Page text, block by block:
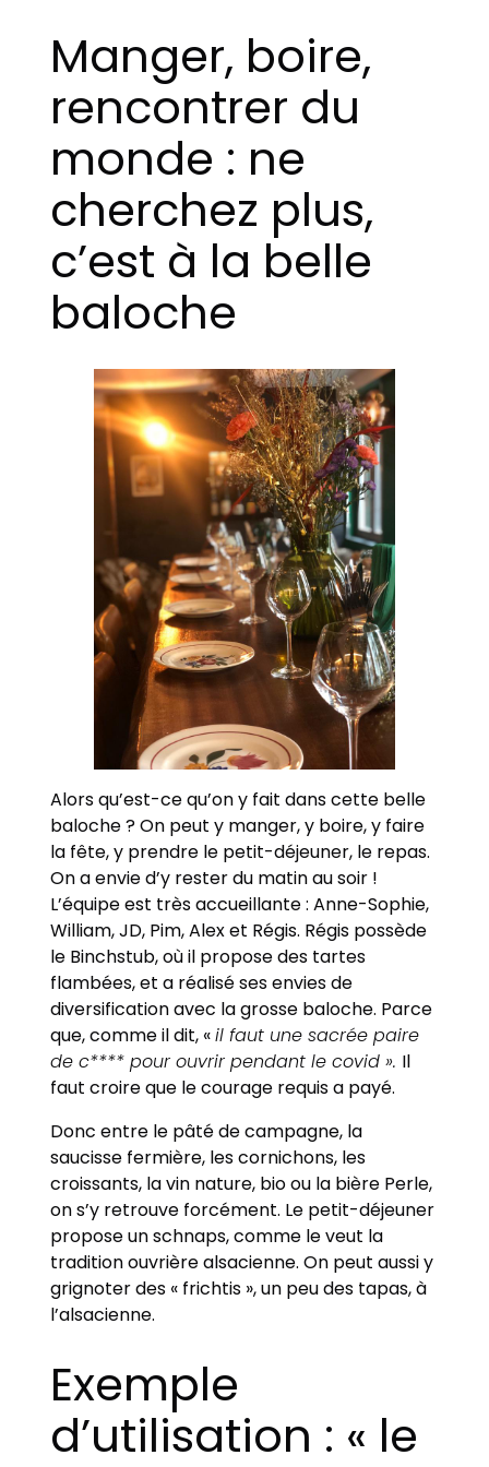
Manger, boire,
rencontrer du
monde : ne
cherchez plus,
c’est à la belle
baloche
Alors qu’est-ce qu’on y fait dans cette belle
baloche ? On peut y manger, y boire, y faire
la fête, y prendre le petit-déjeuner, le repas.
On a envie d’y rester du matin au soir !
L’équipe est très accueillante : Anne-Sophie,
William, JD, Pim, Alex et Régis. Régis possède
le Binchstub, où il propose des tartes
flambées, et a réalisé ses envies de
diversification avec la grosse baloche. Parce
que, comme il dit, «il faut une sacrée paire
de c**** pour ouvrir pendant le covid ». Il
faut croire que le courage requis a payé.
Donc entre le pâté de campagne, la
saucisse fermière, les cornichons, les
croissants, la vin nature, bio ou la bière Perle,
on s’y retrouve forcément. Le petit-déjeuner
propose un schnaps, comme le veut la
tradition ouvrière alsacienne. On peut aussi y
grignoter des « frichtis », un peu des tapas, à
l’alsacienne.
Exemple
d’utilisation : « le